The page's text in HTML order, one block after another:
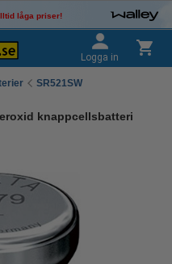
låga priser!
Logga in
SR521SW
knappcellsbatteri